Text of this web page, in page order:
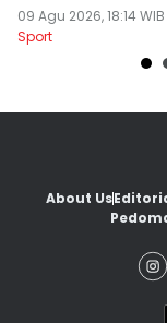
Trafford
09 Agu 2026, 18:14 WIB
Sport
About Us